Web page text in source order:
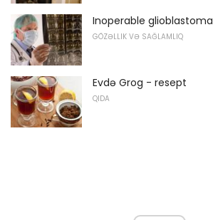
Inoperable glioblastoma
GÖZƏLLIK VƏ SAĞLAMLIQ
Evdə Grog - resept
QIDA